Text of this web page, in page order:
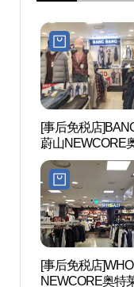
[事后免税店
蔚山NEWCORE
斯店(뱅뱅 뉴코아
울산점)
[事后免税店
NEWCORE奥特